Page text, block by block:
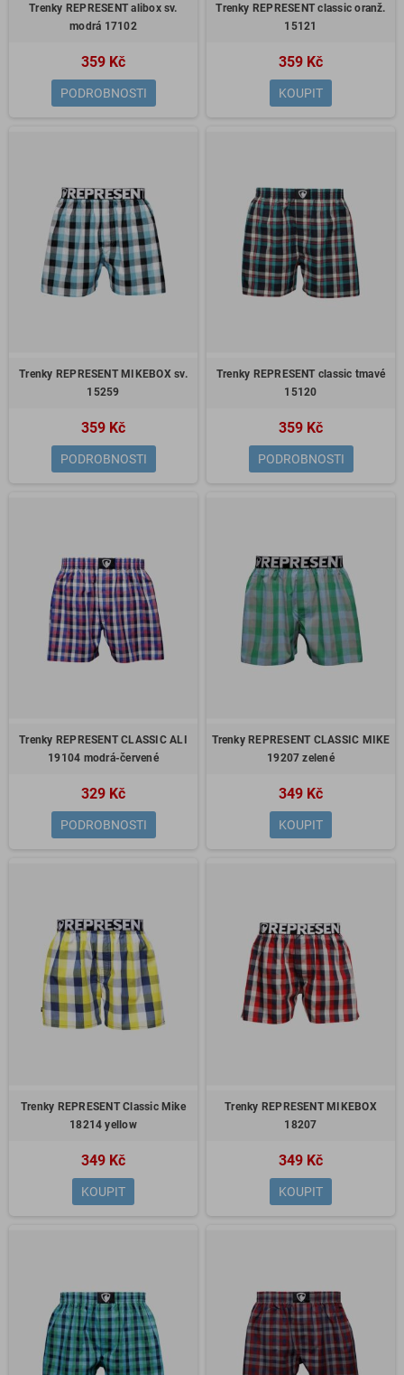
Trenky REPRESENT alibox sv.
modrá 17102
359 Kč
PODROBNOSTI
Trenky REPRESENT classic oranž.
15121
359 Kč
KOUPIT
Trenky REPRESENT MIKEBOX sv.
15259
359 Kč
PODROBNOSTI
Trenky REPRESENT classic tmavé
15120
359 Kč
PODROBNOSTI
Trenky REPRESENT CLASSIC ALI
19104 modrá-červené
329 Kč
PODROBNOSTI
Trenky REPRESENT CLASSIC MIKE
19207 zelené
349 Kč
KOUPIT
Trenky REPRESENT Classic Mike
18214 yellow
349 Kč
KOUPIT
Trenky REPRESENT MIKEBOX
18207
349 Kč
KOUPIT